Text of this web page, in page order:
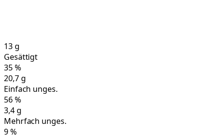
13g
Gesättigt
35%
20,7g
Einfach unges.
56%
3,4g
Mehrfach unges.
9%